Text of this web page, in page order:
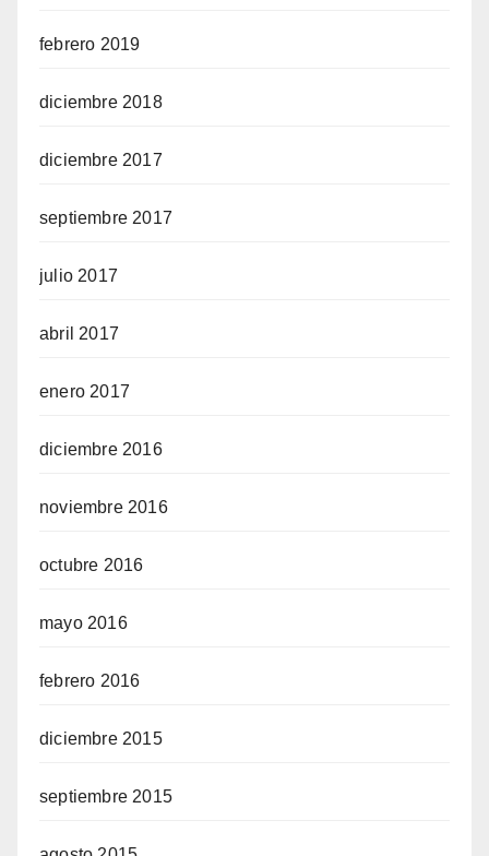
febrero 2019
diciembre 2018
diciembre 2017
septiembre 2017
julio 2017
abril 2017
enero 2017
diciembre 2016
noviembre 2016
octubre 2016
mayo 2016
febrero 2016
diciembre 2015
septiembre 2015